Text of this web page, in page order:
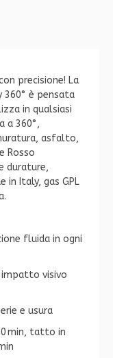
precisione! La
360° è pensata
in qualsiasi
a 360°,
asfalto,
Rosso
durature,
in Italy, gas GPL
fluida in ogni
impatto visivo
e usura
min, tatto in